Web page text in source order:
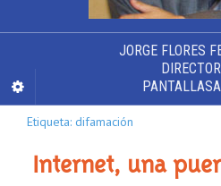
JORGE FLORES
Etiqueta: difamación
Internet, una